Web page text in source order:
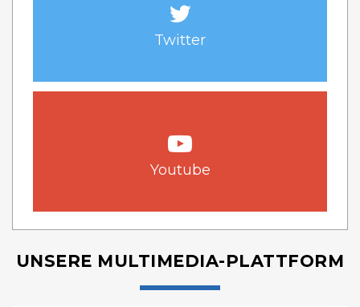
Twitter
Youtube
UNSERE MULTIMEDIA-PLATTFORM